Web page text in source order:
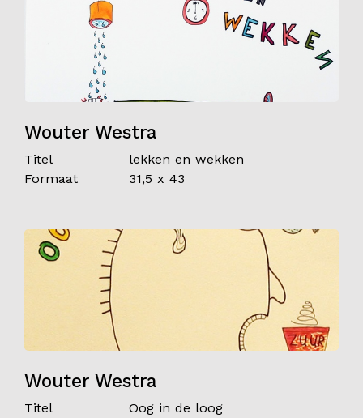
Wouter Westra
Titel
lekken en wekken
Formaat
31,5 x 43
Wouter Westra
Titel
Oog in de loog